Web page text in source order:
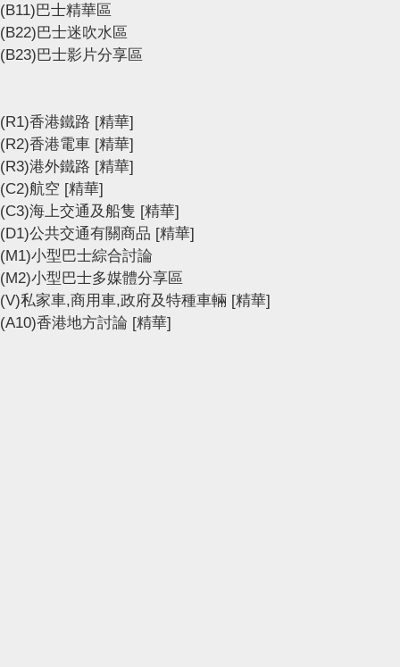
(B11)巴士精華區
(B22)巴士迷吹水區
(B23)巴士影片分享區
(R1)香港鐵路 [精華]
(R2)香港電車 [精華]
(R3)港外鐵路 [精華]
(C2)航空 [精華]
(C3)海上交通及船隻 [精華]
(D1)公共交通有關商品 [精華]
(M1)小型巴士綜合討論
(M2)小型巴士多媒體分享區
(V)私家車,商用車,政府及特種車輛 [精華]
(A10)香港地方討論 [精華]